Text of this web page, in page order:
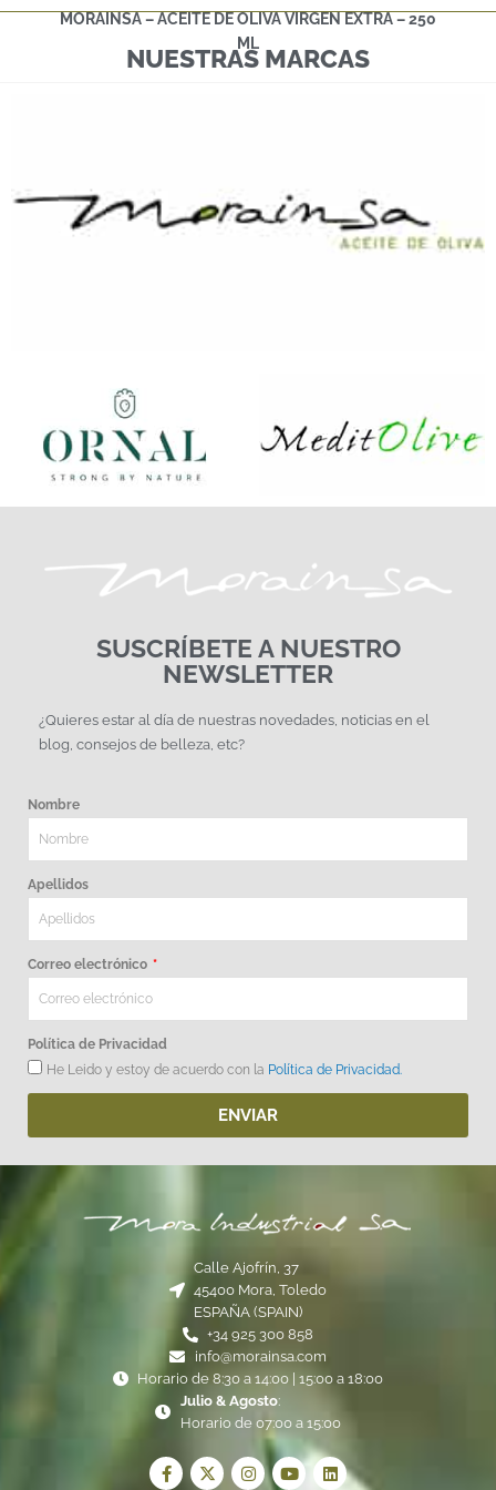
MORAINSA – ACEITE DE OLIVA VIRGEN EXTRA – 250
ML
NUESTRAS MARCAS
SUSCRÍBETE A NUESTRO
NEWSLETTER
¿Quieres estar al día de nuestras novedades, noticias en el
blog, consejos de belleza, etc?
Nombre
Apellidos
Correo electrónico
Política de Privacidad
He Leido y estoy de acuerdo con la Política de Privacidad.
ENVIAR
Calle Ajofrín, 37
45400 Mora, Toledo
ESPAÑA (SPAIN)
+34 925 300 858
info@morainsa.com
Horario de 8:30 a 14:00 | 15:00 a 18:00
Julio & Agosto:
Horario de 07:00 a 15:00
F
a
X
-
I
n
Y
o
L
i